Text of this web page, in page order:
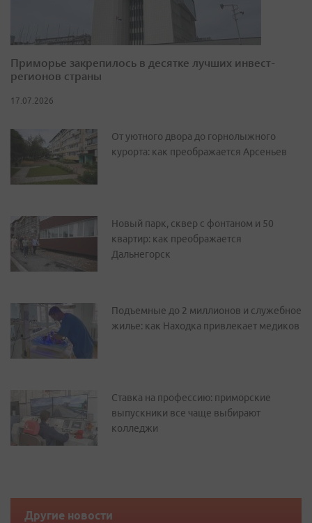
Приморье закрепилось в десятке лучших инвест-
регионов страны
17.07.2026
От уютного двора до горнолыжного
курорта: как преображается Арсеньев
Новый парк, сквер с фонтаном и 50
квартир: как преображается
Дальнегорск
Подъемные до 2 миллионов и служебное
жилье: как Находка привлекает медиков
Ставка на профессию: приморские
выпускники все чаще выбирают
колледжи
Другие новости